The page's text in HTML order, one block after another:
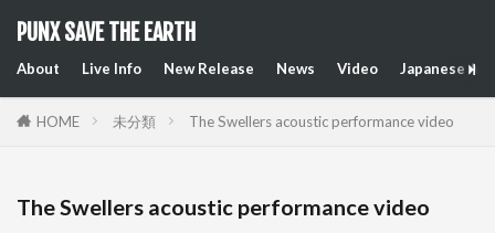
PUNX SAVE THE EARTH
About Live Info New Release News Video Japanese
HOME 未分類 The Swellers acoustic performance video
The Swellers acoustic performance video